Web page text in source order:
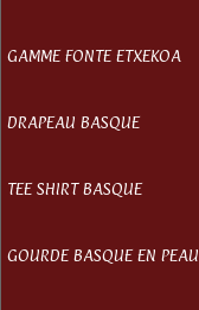
GAMME FONTE ETXEKOA
DRAPEAU BASQUE
TEE SHIRT BASQUE
GOURDE BASQUE EN PEAU